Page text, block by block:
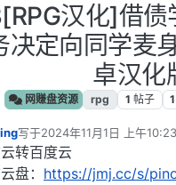
汉化]借债
决定向同学麦
卓汉化
网赚盘资源 rpg 1 帖子 1
写于2024年11月1日 上午10:23
最后由 编辑
转百度云
盘： https://jmj.cc/s/